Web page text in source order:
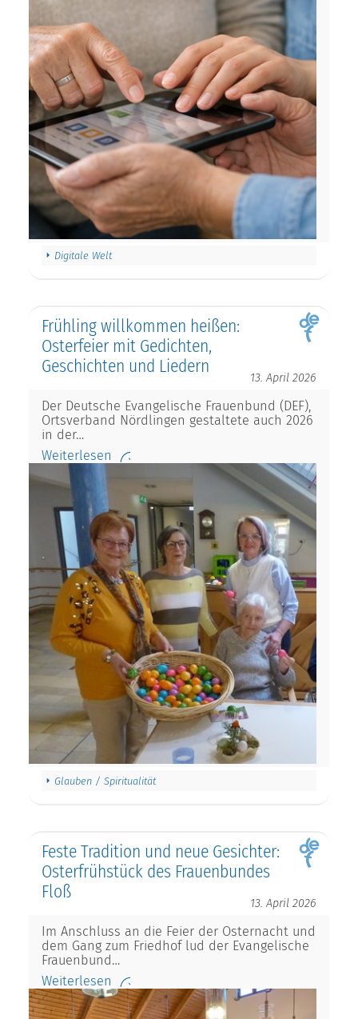
Digitale Welt
Frühling willkommen heißen:
Osterfeier mit Gedichten,
Geschichten und Liedern
13. April 2026
Der Deutsche Evangelische Frauenbund (DEF),
Ortsverband Nördlingen gestaltete auch 2026
in der…
Weiterlesen
Glauben / Spiritualität
Feste Tradition und neue Gesichter:
Osterfrühstück des Frauenbundes
Floß
13. April 2026
Im Anschluss an die Feier der Osternacht und
dem Gang zum Friedhof lud der Evangelische
Frauenbund…
Weiterlesen